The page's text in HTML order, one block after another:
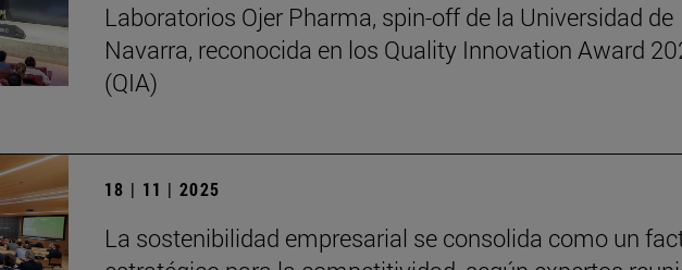
Laboratorios Ojer Pharma, spin-off de la Universidad de
Navarra, reconocida en los Quality Innovation Award
(QIA)
18 | 11 | 2025
La sostenibilidad empresarial se consolida como un